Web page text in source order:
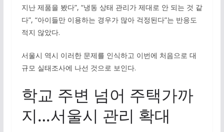
지난 제품을 봤다”, “냉동 상태 관리가 제대로 안 되는 것 같
다”, “아이들만 이용하는 경우가 많아 걱정된다”는 반응도
적지 않았다.
서울시 역시 이러한 문제를 인식하고 이번에 처음으로 대
규모 실태조사에 나선 것으로 보인다.
학교 주변 넘어 주택가까
지…서울시 관리 확대